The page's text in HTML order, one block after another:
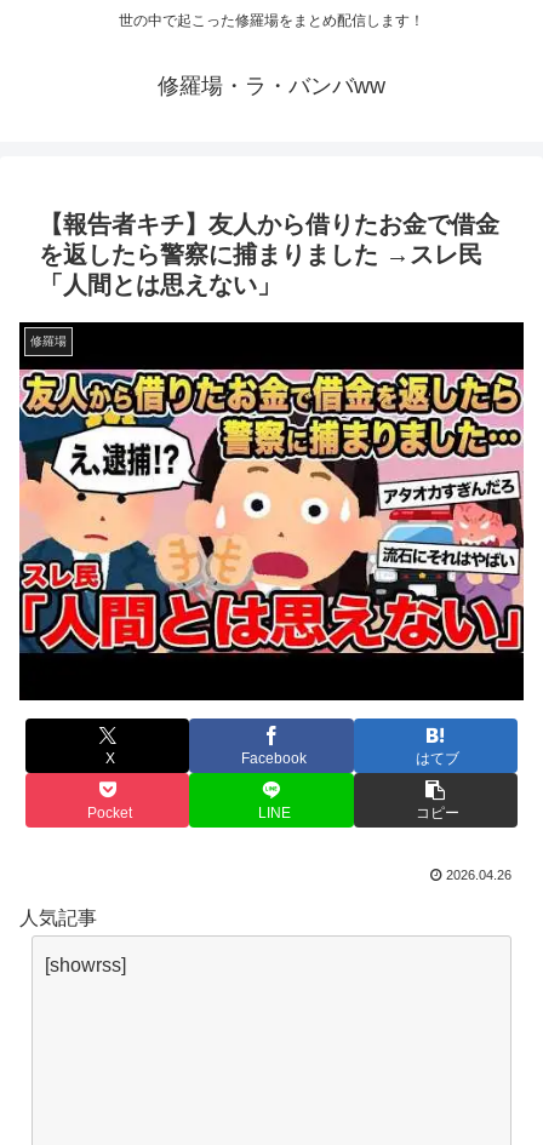
世の中で起こった修羅場をまとめ配信します！
修羅場・ラ・バンバww
【報告者キチ】友人から借りたお金で借金
を返したら警察に捕まりました →スレ民
「人間とは思えない」
修羅場
X Facebook はてブ
Pocket LINE コピー
2026.04.26
人気記事
[showrss]